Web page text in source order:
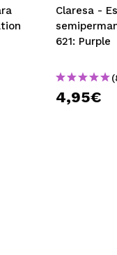
Claresa -
621: Purple
4,95€